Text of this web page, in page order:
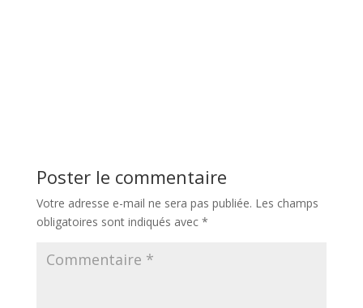
Poster le commentaire
Votre adresse e-mail ne sera pas publiée. Les champs
obligatoires sont indiqués avec *